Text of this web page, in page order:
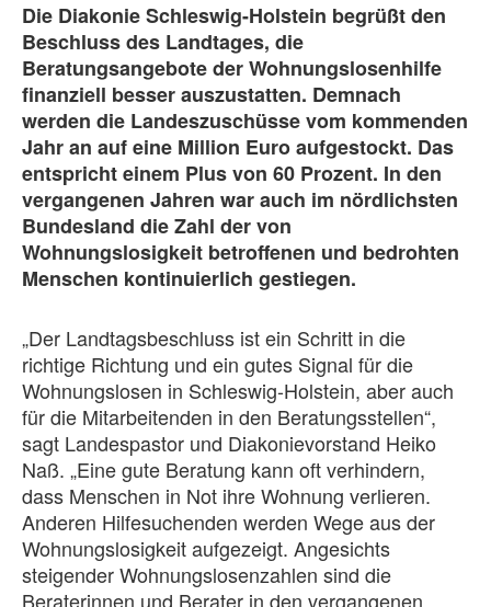
Die Diakonie Schleswig-Holstein begrüßt den
Beschluss des Landtages, die
Beratungsangebote der Wohnungslosenhilfe
finanziell besser auszustatten. Demnach
werden die Landeszuschüsse vom kommenden
Jahr an auf eine Million Euro aufgestockt. Das
entspricht einem Plus von 60 Prozent. In den
vergangenen Jahren war auch im nördlichsten
Bundesland die Zahl der von
Wohnungslosigkeit betroffenen und bedrohten
Menschen kontinuierlich gestiegen.
„Der Landtagsbeschluss ist ein Schritt in die
richtige Richtung und ein gutes Signal für die
Wohnungslosen in Schleswig-Holstein, aber auch
für die Mitarbeitenden in den Beratungsstellen“,
sagt Landespastor und Diakonievorstand Heiko
Naß. „Eine gute Beratung kann oft verhindern,
dass Menschen in Not ihre Wohnung verlieren.
Anderen Hilfesuchenden werden Wege aus der
Wohnungslosigkeit aufgezeigt. Angesichts
steigender Wohnungslosenzahlen sind die
Beraterinnen und Berater in den vergangenen